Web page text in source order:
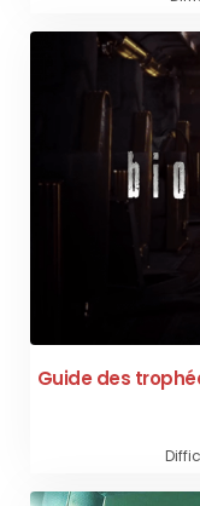
Guide des